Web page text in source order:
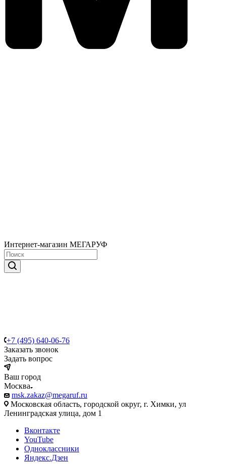
Интернет-магазин МЕГАРУФ
+7 (495) 640-06-76
Заказать звонок
Задать вопрос
Ваш город
Москва
msk.zakaz@megaruf.ru
Московская область, городской округ, г. Химки, ул
Ленинградская улица, дом 1
Вконтакте
YouTube
Одноклассники
Яндекс.Дзен